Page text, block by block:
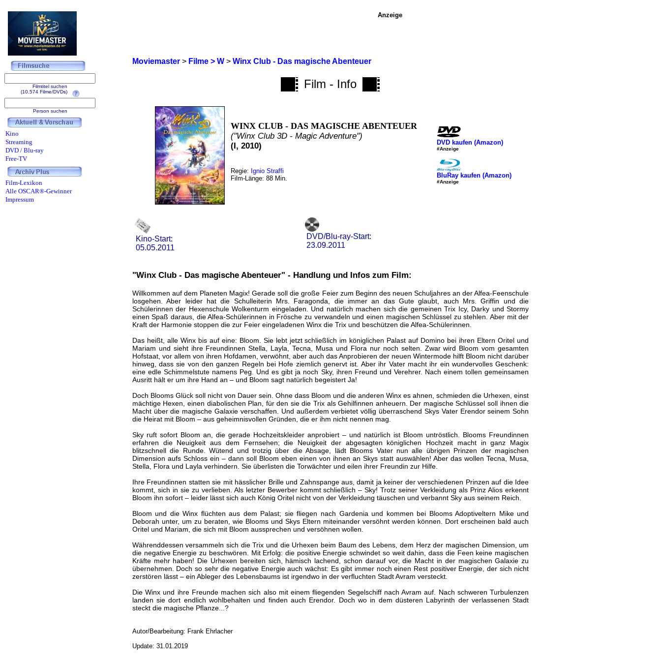
Moviemaster> Filme > W> Winx Club - Das magische Abenteuer
Film - Info
WINX CLUB - DAS MAGISCHE ABENTEUER
("Winx Club 3D - Magic Adventure")
(I, 2010)
Regie: Ignio Straffi
Film-Länge: 88 Min.
DVD kaufen (Amazon)
#Anzeige
BluRay kaufen (Amazon)
#Anzeige
Kino-Start:
05.05.2011
DVD/Blu-ray-Start:
23.09.2011
"Winx Club - Das magische Abenteuer" - Handlung und Infos zum Film:
Willkommen auf dem Planeten Magix! Gerade soll die große Feier zum Beginn des neuen Schuljahres an der Alfea-Feenschule
losgehen. Aber leider hat die Schulleiterin Mrs. Faragonda, die immer an das Gute glaubt, auch Mrs. Griffin und die
Schülerinnen der Hexenschule Wolkenturm eingeladen. Und natürlich machen sich die gemeinen Trix Icy, Darky und Stormy
einen Spaß daraus, die Alfea-Schülerinnen in Frösche zu verwandeln und einen magischen Schlüssel zu stehlen. Aber mit der
Kraft der Harmonie stoppen die zur Feier eingeladenen Winx die Trix und beschützen die Alfea-Schülerinnen.
Das heißt, alle Winx bis auf eine: Bloom. Sie lebt jetzt schließlich im königlichen Palast auf Domino bei ihren Eltern Oritel und
Mariam und sieht ihre Freundinnen Stella, Layla, Tecna, Musa und Flora nur noch selten. Zwar wird Bloom vom gesamten
Hofstaat, vor allem von ihren Hofdamen, verwöhnt, aber auch das Anprobieren der neuen Wintermode hilft Bloom nicht darüber
hinweg, dass sie von den ganzen Regeln bei Hofe ziemlich genervt ist. Aber ihr Vater macht ihr ein wundervolles Geschenk:
eine edle Schimmelstute namens Peg. Und es gibt ja noch Sky, ihren Freund und Verehrer. Nach einem tollen gemeinsamen
Ausritt hält er um ihre Hand an – und Bloom sagt natürlich begeistert Ja!
Doch Blooms Glück soll nicht von Dauer sein. Ohne dass Bloom und die anderen Winx es ahnen, schmieden die Urhexen, einst
mächtige Hexen, einen diabolischen Plan, für den sie die Trix als Gehilfinnen anheuern. Der magische Schlüssel soll ihnen die
Macht über die magische Galaxie verschaffen. Und außerdem verbietet völlig überraschend Skys Vater Erendor seinem Sohn
die Heirat mit Bloom – aus geheimnisvollen Gründen, die er ihm nicht nennen mag.
Sky ruft sofort Bloom an, die gerade Hochzeitskleider anprobiert – und natürlich ist Bloom untröstlich. Blooms Freundinnen
erfahren die Neuigkeit aus dem Fernsehen; die Neuigkeit der abgesagten königlichen Hochzeit macht in ganz Magix
blitzschnell die Runde. Wütend und trotzig über die Absage, lädt Blooms Vater nun alle übrigen Prinzen der magischen
Dimension aufs Schloss ein – dann soll Bloom eben einen von ihnen an Skys statt auswählen! Aber das wollen Tecna, Musa,
Stella, Flora und Layla verhindern. Sie überlisten die Torwächter und eilen ihrer Freundin zur Hilfe.
Ihre Freundinnen statten sie mit hässlicher Brille und Zahnspange aus, damit ja keiner der verschiedenen Prinzen auf die Idee
kommt, sich in sie zu verlieben. Als letzter Bewerber kommt schließlich – Sky! Trotz seiner Verkleidung als Prinz Alios erkennt
Bloom ihn sofort – leider lässt sich auch König Oritel nicht von der Verkleidung täuschen und verbannt Sky aus seinem Reich.
Bloom und die Winx flüchten aus dem Palast; sie fliegen nach Gardenia und kommen bei Blooms Adoptiveltern Mike und
Deborah unter, um zu beraten, wie Blooms und Skys Eltern miteinander versöhnt werden können. Dort erscheinen bald auch
Oritel und Mariam, die sich mit Bloom aussprechen und versöhnen wollen.
Währenddessen versammeln sich die Trix und die Urhexen beim Baum des Lebens, dem Herz der magischen Dimension, um
die negative Energie zu beschwören. Mit Erfolg: die positive Energie schwindet so weit dahin, dass die Feen keine magischen
Kräfte mehr haben! Die Urhexen bereiten sich, hämisch lachend, schon darauf vor, die Macht in der magischen Galaxie zu
übernehmen. Doch so sehr die negative Energie auch wächst: Es gibt immer noch einen Rest positiver Energie, der sich nicht
zerstören lässt – ein Ableger des Lebensbaums ist irgendwo in der verfluchten Stadt Avram versteckt.
Die Winx und ihre Freunde machen sich also mit einem fliegenden Segelschiff nach Avram auf. Nach schweren Turbulenzen
landen sie dort endlich wohlbehalten und finden auch Erendor. Doch wo in dem düsteren Labyrinth der verlassenen Stadt
steckt die magische Pflanze...?
Autor/Bearbeitung: Frank Ehrlacher
Update: 31.01.2019
Anzeige
Filmtitel suchen
(10.574 Filme/DVDs)
Person suchen
Kino
Streaming
DVD / Blu-ray
Free-TV
Film-Lexikon
Alle OSCAR®-Gewinner
Impressum